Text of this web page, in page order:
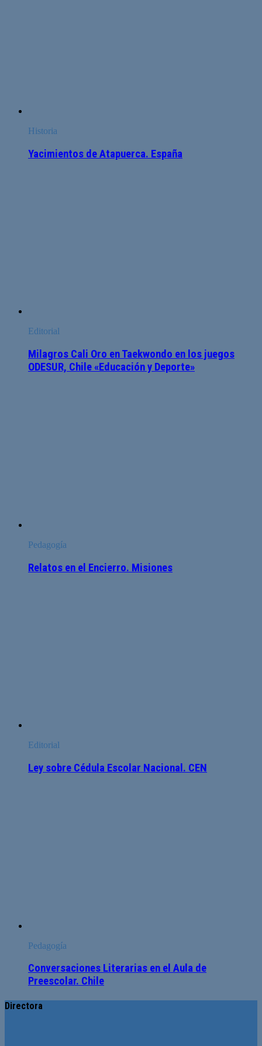
Historia
Yacimientos de Atapuerca. España
Editorial
Milagros Cali Oro en Taekwondo en los juegos
ODESUR, Chile «Educación y Deporte»
Pedagogía
Relatos en el Encierro. Misiones
Editorial
Ley sobre Cédula Escolar Nacional. CEN
Pedagogía
Conversaciones Literarias en el Aula de
Preescolar. Chile
Directora